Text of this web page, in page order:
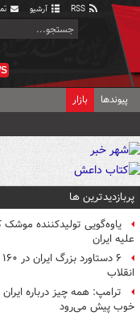
آرشیو
پیوندها بازار
پربازدیدترین ها
یاوه‌گویی تولیدکننده موشک
علیه ایران
انقلاب
ترامپ: همه چیز درباره
خوب پیش می‌رود